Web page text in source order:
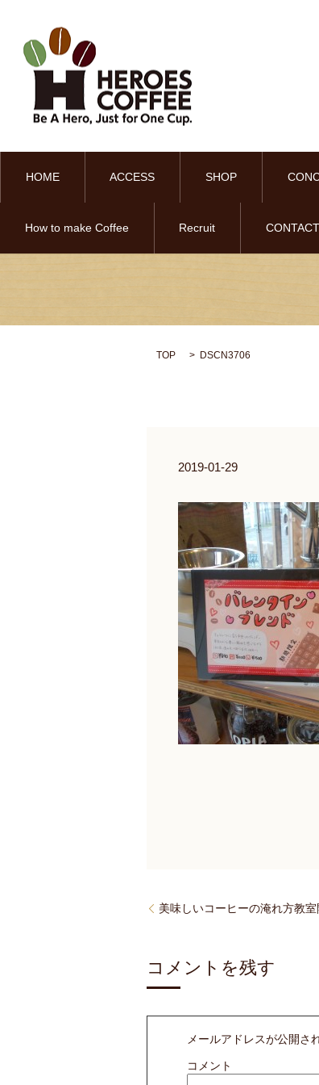
HOME ACCESS SHOP
How to make Coffee Recruit CONTACT
TOP DSCN3706
2019-01-29
美味しいコーヒーの淹れ方教
コメントを残す
メールアドレスが公開さ
コメント